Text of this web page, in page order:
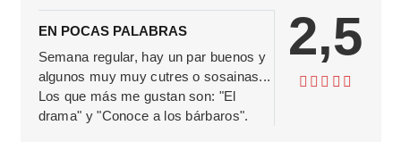
EN POCAS PALABRAS
Semana regular, hay un par buenos y
algunos muy muy cutres o sosainas...
Los que más me gustan son: "El
drama" y "Conoce a los bárbaros".
2,5